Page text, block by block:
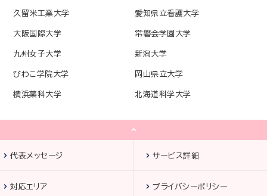
久留米工業大学 愛知県立看護大学
大阪国際大学 常磐会学園大学
九州女子大学 新潟大学
びわこ学院大学 岡山県立大学
横浜薬科大学 北海道科学大学
代表メッセージ サービス詳細
対応エリア プライバシーポリシー